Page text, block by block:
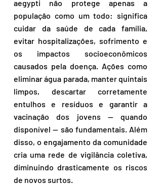
aegypti não protege apenas a
população como um todo: significa
cuidar da saúde de cada família,
evitar hospitalizações, sofrimento e
os impactos socioeconômicos
causados pela doença. Ações como
eliminar água parada, manter quintais
limpos, descartar corretamente
entulhos e resíduos e garantir a
vacinação dos jovens — quando
disponível — são fundamentais. Além
disso, o engajamento da comunidade
cria uma rede de vigilância coletiva,
diminuindo drasticamente os riscos
de novos surtos.